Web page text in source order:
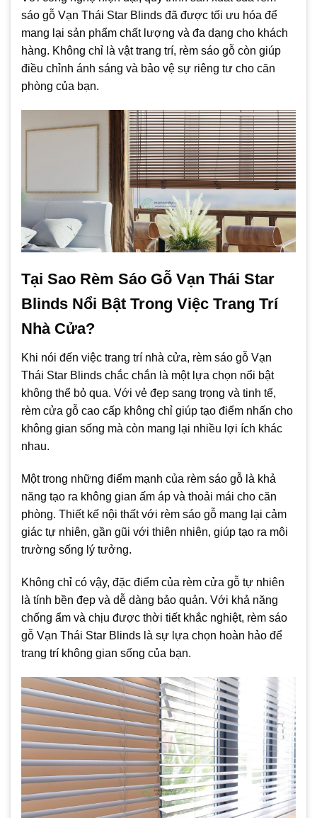
sáo gỗ Vạn Thái Star Blinds đã được tối ưu hóa để
mang lại sản phẩm chất lượng và đa dạng cho khách
hàng. Không chỉ là vật trang trí, rèm sáo gỗ còn giúp
điều chỉnh ánh sáng và bảo vệ sự riêng tư cho căn
phòng của bạn.
Tại Sao Rèm Sáo Gỗ Vạn Thái Star
Blinds Nổi Bật Trong Việc Trang Trí
Nhà Cửa?
Khi nói đến việc trang trí nhà cửa, rèm sáo gỗ Vạn
Thái Star Blinds chắc chắn là một lựa chọn nổi bật
không thể bỏ qua. Với vẻ đẹp sang trọng và tinh tế,
rèm cửa gỗ cao cấp không chỉ giúp tạo điểm nhấn cho
không gian sống mà còn mang lại nhiều lợi ích khác
nhau.
Một trong những điểm mạnh của rèm sáo gỗ là khả
năng tạo ra không gian ấm áp và thoải mái cho căn
phòng. Thiết kế nội thất với rèm sáo gỗ mang lại cảm
giác tự nhiên, gần gũi với thiên nhiên, giúp tạo ra môi
trường sống lý tưởng.
Không chỉ có vậy, đặc điểm của rèm cửa gỗ tự nhiên
là tính bền đẹp và dễ dàng bảo quản. Với khả năng
chống ẩm và chịu được thời tiết khắc nghiệt, rèm sáo
gỗ Vạn Thái Star Blinds là sự lựa chọn hoàn hảo để
trang trí không gian sống của bạn.